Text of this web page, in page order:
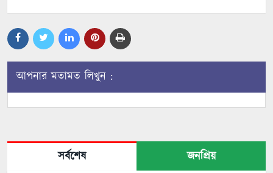
আপনার মতামত লিখুন :
সর্বশেষ
জনপ্রিয়